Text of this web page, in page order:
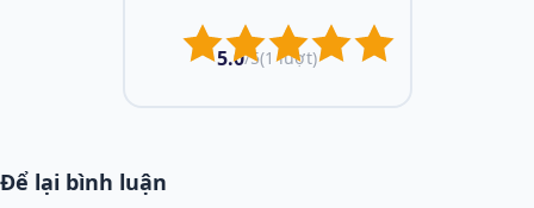
5.0/5(1 lượt)
Để lại bình luận